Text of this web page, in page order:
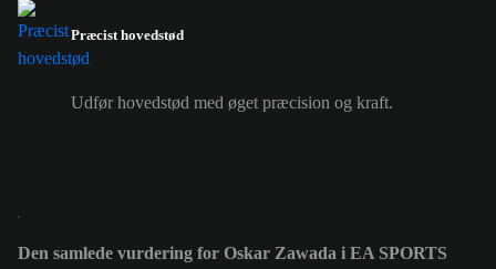
Præcist hovedstød
Udfør hovedstød med øget præcision og kraft.
Den samlede vurdering for Oskar Zawada i EA SPORTS